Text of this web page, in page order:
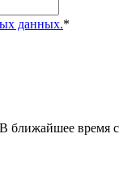
данных.*
ближайшее время с